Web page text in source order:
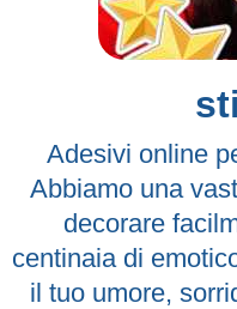
Adesivi online
Abbiamo una
decorare
centinaia di
il tuo umore,